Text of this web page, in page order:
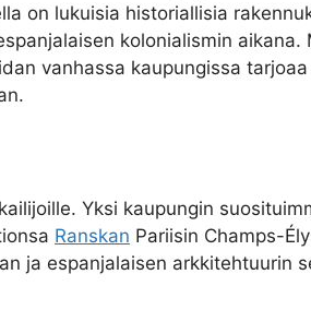
on lukuisia historiallisia
kolonialismin aikana.
vanhassa kaupungissa
Yksi kaupungin
Ranskan Pariisin Champs-
ja espanjalaisen arkkitehtuurin